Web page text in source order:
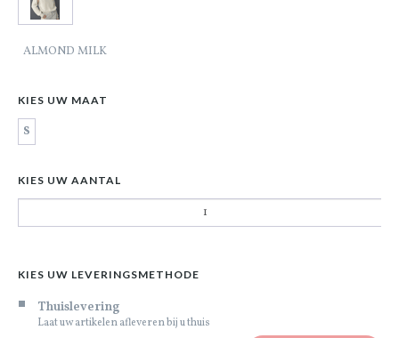
ALMOND MILK
KIES UW MAAT
S
KIES UW AANTAL
KIES UW LEVERINGSMETHODE
Thuislevering
Laat uw artikelen afleveren bij u thuis